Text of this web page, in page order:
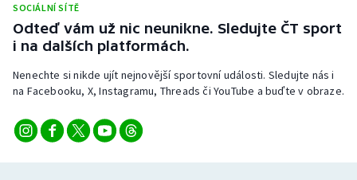
Vodní slalom
Volejbal
Ostatní
SOCIÁLNÍ SÍTĚ
Odteď vám už nic neunikne. Sledujte ČT sport
i na dalších platformách.
Nenechte si nikde ujít nejnovější sportovní události. Sledujte nás i
na Facebooku, X, Instagramu, Threads či YouTube a buďte v obraze.